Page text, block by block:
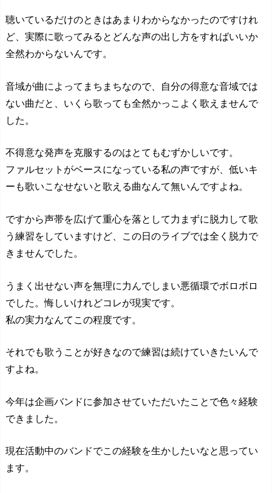
聴いているだけのときはあまりわからなかったのですけれ
ど、実際に歌ってみるとどんな声の出し方をすればいいか
全然わからないんです。
音域が曲によってまちまちなので、自分の得意な音域では
ない曲だと、いくら歌っても全然かっこよく歌えませんで
した。
不得意な発声を克服するのはとてもむずかしいです。
ファルセットがベースになっている私の声ですが、低いキ
ーも歌いこなせないと歌える曲なんて無いんですよね。
ですから声帯を広げて重心を落として力まずに脱力して歌
う練習をしていますけど、この日のライブでは全く脱力で
きませんでした。
うまく出せない声を無理に力んでしまい悪循環でボロボロ
でした。悔しいけれどコレが現実です。
私の実力なんてこの程度です。
それでも歌うことが好きなので練習は続けていきたいんで
すよね。
今年は企画バンドに参加させていただいたことで色々経験
できました。
現在活動中のバンドでこの経験を生かしたいなと思ってい
ます。